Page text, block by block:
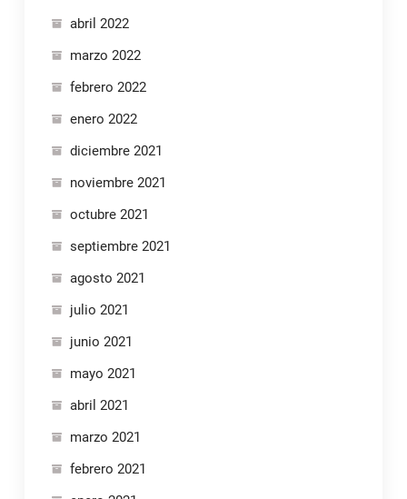
abril 2022
marzo 2022
febrero 2022
enero 2022
diciembre 2021
noviembre 2021
octubre 2021
septiembre 2021
agosto 2021
julio 2021
junio 2021
mayo 2021
abril 2021
marzo 2021
febrero 2021